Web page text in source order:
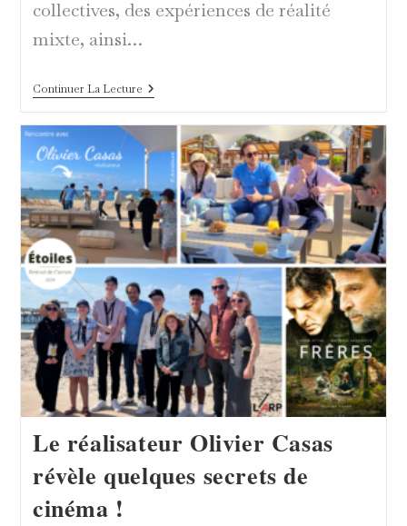
collectives, des expériences de réalité
mixte, ainsi…
Continuer La LectureEn
Amour
Immersion
Émotionnelle
Expérience
Sensorielle
Pour
Les
Étoiles
Le réalisateur Olivier Casas
révèle quelques secrets de
cinéma !